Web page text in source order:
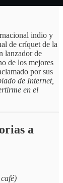
indio y
de críquet de la
lanzador de
de los mejores
por sus
de Internet,
en el
a